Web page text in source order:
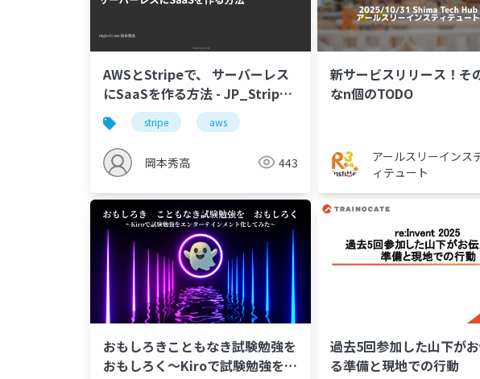
AWSとStripeで、 サーバーレス
にSaaSを作る方法 - JP_Stripes
会津 2025
stripe aws
岡本秀高 443
新サービスリリース！そ
なn個のTODO
アールスリーインス
ィテュート
おもしろきこともなき試験勉強を
おもしろく～Kiroで試験勉強をエ
過去5回参加した山下が
る準備と現地での行動